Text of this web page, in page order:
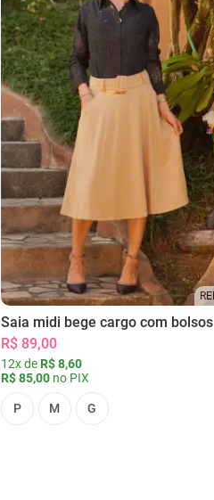
Saia midi bege cargo com bolsos
R$ 89,00
12x de R$ 8,60
R$ 85,00no PIX
P M G